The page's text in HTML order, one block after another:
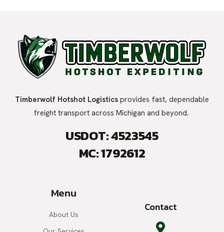
Timberwolf Hotshot Logistics provides fast, dependable
freight transport across Michigan and beyond.
USDOT: 4523545
MC: 1792612
Menu
About Us
Contact